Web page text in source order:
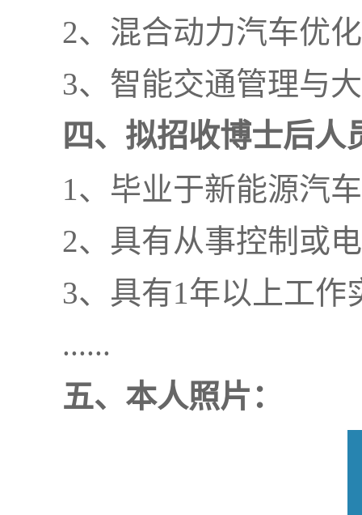
2、混合动力汽车优
3、智能交通管理与
四、拟招收博士后人
1、毕业于新能源汽
2、具有从事控制或
3、具有1年以上工作
......
五、本人照片：